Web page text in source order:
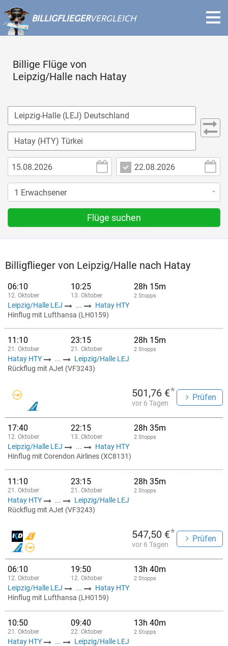
BILLIGFLIEGERVERGLEICH
Billige Flüge von
Leipzig/Halle nach Hatay
Flüge suchen
Billigflieger von Leipzig/Halle nach Hatay
06:10
12. Oktober
10:25
13. Oktober
28h 15m
2 Stopps
Leipzig/Halle LEJ ...
Hatay HTY
Hinflug mit Lufthansa (LH0159)
11:10
21. Oktober
23:15
21. Oktober
28h 15m
2 Stopps
Hatay HTY ...
Leipzig/Halle LEJ
Rückflug mit AJet (VF3243)
501,76 €*
vor 6 Tagen
Prüfen
17:40
12. Oktober
22:15
13. Oktober
28h 35m
2 Stopps
Leipzig/Halle LEJ ...
Hatay HTY
Hinflug mit Corendon Airlines (XC8131)
11:10
21. Oktober
23:15
21. Oktober
28h 35m
2 Stopps
Hatay HTY ...
Leipzig/Halle LEJ
Rückflug mit AJet (VF3243)
547,50 €*
vor 6 Tagen
Prüfen
06:10
12. Oktober
19:50
12. Oktober
13h 40m
2 Stopps
Leipzig/Halle LEJ ...
Hatay HTY
Hinflug mit Lufthansa (LH0159)
10:50
21. Oktober
09:40
22. Oktober
13h 40m
2 Stopps
Hatay HTY ...
Leipzig/Halle LEJ